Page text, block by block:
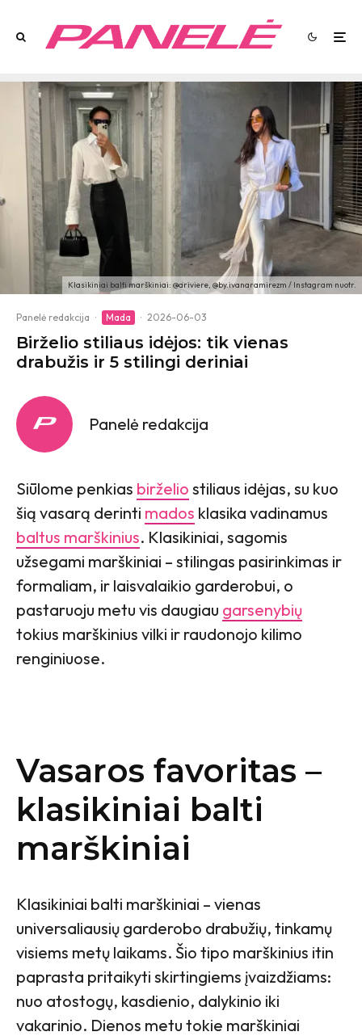
Klasikiniai balti marškiniai: @ariviere, @by.ivanaramirezm / Instagram nuotr.
Panelė redakcija · Mada · 2026-06-03
Birželio stiliaus idėjos: tik vienas
drabužis ir 5 stilingi deriniai
Panelė redakcija
Siūlome penkias birželio stiliaus idėjas, su kuo
šią vasarą derinti mados klasika vadinamus
baltus marškinius. Klasikiniai, sagomis
užsegami marškiniai – stilingas pasirinkimas ir
formaliam, ir laisvalaikio garderobui, o
pastaruoju metu vis daugiau garsenybių
tokius marškinius vilki ir raudonojo kilimo
renginiuose.
Vasaros favoritas –
klasikiniai balti
marškiniai
Klasikiniai balti marškiniai – vienas
universaliausių garderobo drabužių, tinkamų
visiems metų laikams. Šio tipo marškinius itin
paprasta pritaikyti skirtingiems įvaizdžiams:
nuo atostogų, kasdienio, dalykinio iki
vakarinio. Dienos metu tokie marškiniai